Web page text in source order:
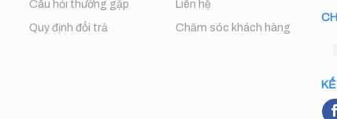
Câu hỏi thường gặp
Quy định đổi trả
Liên hệ
Chăm sóc khách hàng